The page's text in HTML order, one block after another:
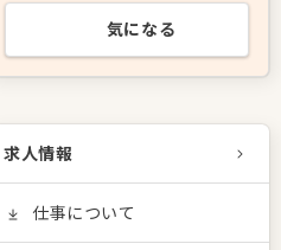
気になる
求人情報
仕事について